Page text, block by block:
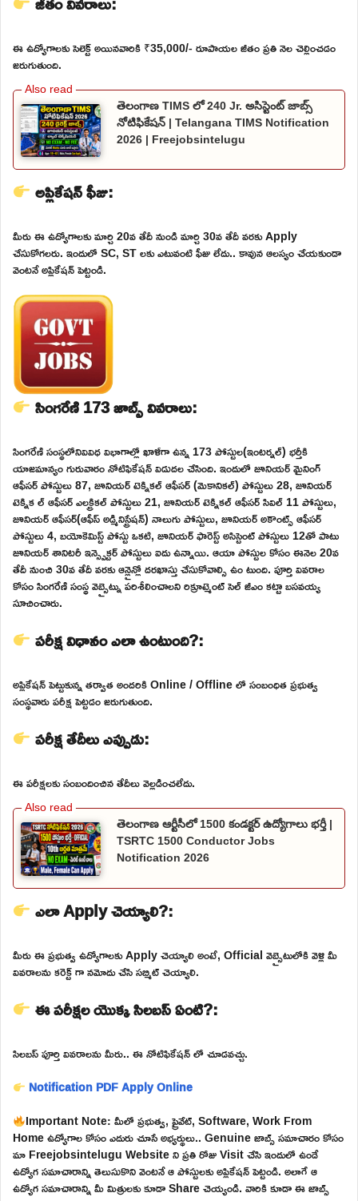
ఈ ఉద్యోగాలకు సెలెక్ట్ అయినవారికి ₹35,000/- రూపాయల జీతం ప్రతి నెల చెల్లించడం
జరుగుతుంది.
తెలంగాణ TIMS లో 240 Jr. అసిస్టెంట్ జాబ్స్
నోటిఫికేషన్ | Telangana TIMS Notification
2026 | Freejobsintelugu
అప్లికేషన్ ఫీజు:
మీరు ఈ ఉద్యోగాలకు మార్చి 20వ తేదీ నుండి మార్చి 30వ తేదీ వరకు Apply
చేసుకోగలరు. ఇందులో SC, ST లకు ఎటువంటి ఫీజు లేదు.. కావున ఆలస్యం చేయకుండా
వెంటనే అప్లికేషన్ పెట్టండి.
సింగరేణి 173 జాబ్స్ వివరాలు:
సింగరేణి సంస్థలోనివివిధ విభాగాల్లో ఖాళీగా ఉన్న 173 పోస్టుల(ఇంటర్నల్) భర్తీకి
యాజమాన్యం గురువారం నోటిఫికేషన్ విడుదల చేసింది. ఇందులో జూనియర్ మైనింగ్
ఆఫీసర్ పోస్టులు 87, జూనియర్ టెక్నికల్ ఆఫీసర్ (మెకానికల్) పోస్టులు 28, జూనియర్
టెక్నిక ల్ ఆఫీసర్ ఎలక్ట్రికల్ పోస్టులు 21, జూనియర్ టెక్నికల్ ఆఫీసర్ సివిల్ 11 పోస్టులు,
జూనియర్ ఆఫీసర్(ఆఫీస్ అడ్మినిస్ట్రేషన్) నాలుగు పోస్టులు, జూనియర్ అకౌంట్స్ ఆఫీసర్
పోస్టులు 4, బయోకెమిస్ట్ పోస్టు ఒకటి, జూనియర్ ఫారెస్ట్ అసిస్టెంట్ పోస్టులు 12తో పాటు
జూనియర్ శానిటరీ ఇన్స్పెక్టర్ పోస్టులు ఐదు ఉన్నాయి. ఆయా పోస్టుల కోసం ఈనెల 20వ
తేదీ నుంచి 30వ తేదీ వరకు ఆన్లైన్లో దరఖాస్తు చేసుకోవాల్సి ఉం టుంది. పూర్తి వివరాల
కోసం సింగరేణి సంస్థ వెబ్సైట్ను పరిశీలించాలని రిక్రూట్మెంట్ సెల్ జీఎం కట్టా బసవయ్య
సూచించారు.
పరీక్ష విధానం ఎలా ఉంటుంది?:
అప్లికేషన్ పెట్టుకున్న తర్వాత అందరికి Online / Offline లో సంబంధిత ప్రభుత్వ
సంస్థవారు పరీక్ష పెట్టడం జరుగుతుంది.
పరీక్ష తేదీలు ఎప్పుడు:
ఈ పరీక్షలకు సంబందించిన తేదీలు వెల్లడించలేదు.
తెలంగాణ ఆర్టీసీలో 1500 కండక్టర్ ఉద్యోగాలు భర్తీ |
TSRTC 1500 Conductor Jobs
Notification 2026
ఎలా Apply చెయ్యాలి?:
మీరు ఈ ప్రభుత్వ ఉద్యోగాలకు Apply చెయ్యాలి అంటే, Official వెబ్సైటులోకి వెళ్లి మీ
వివరాలను కరెక్ట్ గా నమోదు చేసి సబ్మిట్ చెయ్యాలి.
ఈ పరీక్షల యొక్క సిలబస్ ఏంటి?:
సిలబస్ పూర్తి వివరాలను మీరు.. ఈ నోటిఫికేషన్ లో చూడవచ్చు.
Notification PDFApply Online
Important Note: మీలో ప్రభుత్వ, ప్రైవేట్, Software, Work From
Home ఉద్యోగాల కోసం ఎదురు చూసే అభ్యర్థులు.. Genuine జాబ్స్ సమాచారం కోసం
మా Freejobsintelugu Website ని ప్రతి రోజు Visit చేసి ఇందులో ఉండే
ఉద్యోగ సమాచారాన్ని తెలుసుకొని వెంటనే ఆ పోస్టులకు అప్లికేషన్ పెట్టండి. అలాగే ఆ
ఉద్యోగ సమాచారాన్ని మీ మిత్రులకు కూడా Share చెయ్యండి. వారికి కూడా ఈ జాబ్స్